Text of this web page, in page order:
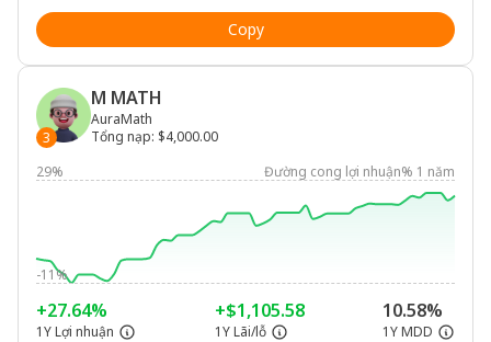
Copy
3
M MATH
AuraMath
Tổng nạp: $4,000.00
29%
Đường cong lợi nhuận% 1 năm
-11%
+27.64%
1Y Lợi nhuận
+$1,105.58
1Y Lãi/lỗ
10.58%
1Y MDD